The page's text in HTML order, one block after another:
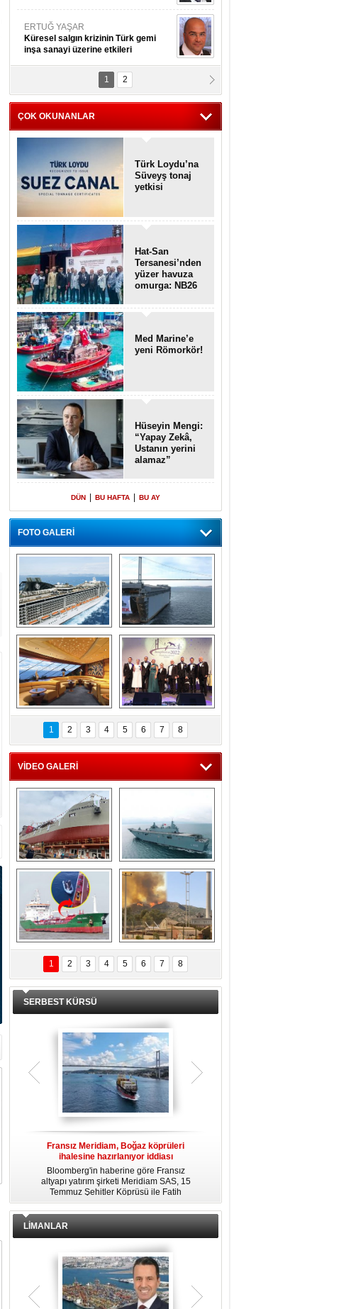
ERTUĞ YAŞAR
Küresel salgın krizinin Türk gemi
inşa sanayi üzerine etkileri
Kpt. MESUT AZMİ GÖKSOY
ithafen...
1 2
ÇOK OKUNANLAR
Türk Loydu’na
Süveyş tonaj
yetkisi
Hat-San
Tersanesi’nden
yüzer havuza
omurga: NB26
Med Marine’e
yeni Römorkör!
Hüseyin Mengi:
“Yapay Zekâ,
Ustanın yerini
alamaz”
DÜN BU HAFTA BU AY
FOTO GALERİ
“Gemi içinde gemi”
konsepti ile MSC
Splendida
Dünyada tek!
Denizaltı yüzer
havuzu intikal
seyrine başladı
MSC'den 55 milyon
euroluk turizm geliri
müjdesi
5. Bosphorus Ship
Brokers Dinner,
İstanbul’da yapıldı
1 2 3 4 5 6 7 8
VİDEO GALERİ
Çeksan Tersanesi,
Başaran Bayrak
tankerini suya
indirdi
TCG Anadolu,
tersane teknik
seyrini tamamladı
Göçmenlerin
imdadına Türk
sahipli MINA DENIZ
yetişti
Milas’taki yangın
yeniden termik
santrallere doğru
ilerliyor
1 2 3 4 5 6 7 8
SERBEST KÜRSÜ
Fransız Meridiam, Boğaz köprüleri
ihalesine hazırlanıyor iddiası
Bloomberg'in haberine göre Fransız
altyapı yatırım şirketi Meridiam SAS, 15
Temmuz Şehitler Köprüsü ile Fatih
Sultan Mehmet Köprüsü'nün
özelleştirilmesine yönelik ihaleyle
zamanda kendi yat limanı, helikopter
pisti ve seçkin villaları da içeren koca
LİMANLAR